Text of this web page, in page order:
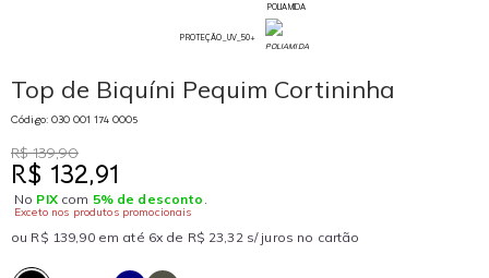
PROTEÇÃO_UV_50+
POLIAMIDA
Top de Biquíni Pequim Cortininha
Código: 030 001 174 0005
R$ 139,90
R$ 132,91
No PIXcom 5% de desconto .
Exceto nos produtos promocionais
ou R$ 139,90 em até 6x de R$ 23,32 s/ juros no cartão